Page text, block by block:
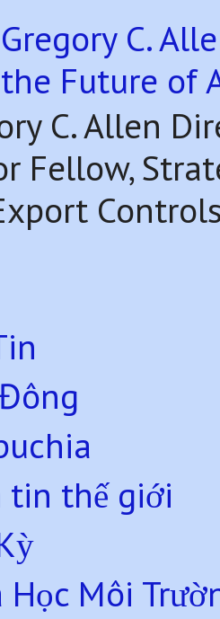
Gregory C.
the Future of
C. Allen
Fellow,
tin thế giới
Học Môi